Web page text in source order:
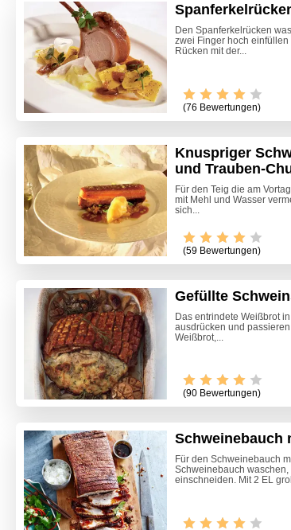
Den Spanferkelrücken
zwei Finger hoch
Rücken mit der...
(76 Bewertungen)
Knuspriger
und Trauben-
Für den Teig die am
mit Mehl und Wasser
sich...
(59 Bewertungen)
Gefüllte
Das entrindete Weißbrot
ausdrücken und
Weißbrot,...
(90 Bewertungen)
Schweinebauch
Für den Schweinebauch
Schweinebauch
einschneiden. Mit 2 EL